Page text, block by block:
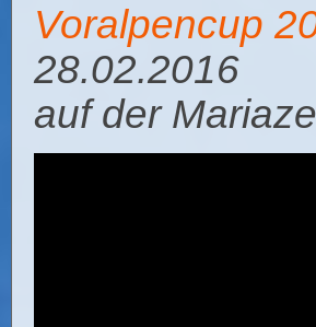
Voralpencup
28.02.2016
auf der